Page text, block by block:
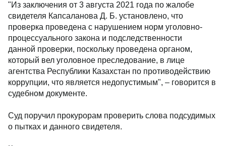
"Из заключения от 3 августа 2021 года по жалобе
свидетеля Капсаланова Д. Б. установлено, что
проверка проведена с нарушением норм уголовно-
процессуального закона и подследственности
данной проверки, поскольку проведена органом,
который вел уголовное преследование, в лице
агентства Республики Казахстан по противодействию
коррупции, что является недопустимым", – говорится в
судебном документе.
Суд поручил прокурорам проверить слова подсудимых
о пытках и данного свидетеля.